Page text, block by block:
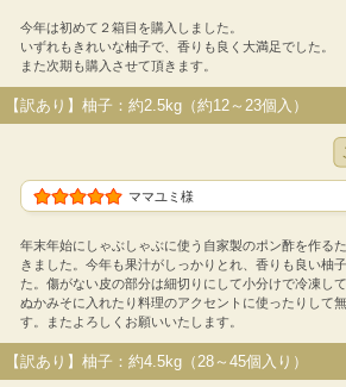
今年は初めて２箱目を購入しました。
いずれもきれいな柚子で、香りも良く大満足でした。
また次期も購入させて頂きます。
【訳あり】柚子：約2.5kg（約12～23個入）
ママユミ様
年末年始にしゃぶしゃぶに使う自家製のポン酢を作る
きました。今年も果汁がしっかりとれ、香りも良い柚
た。傷がない皮の部分は細切りにして小分けで冷凍して
ぬかみそに入れたり料理のアクセントに使ったりして
す。またよろしくお願いいたします。
【訳あり】柚子：約4.5kg（28～45個入り）